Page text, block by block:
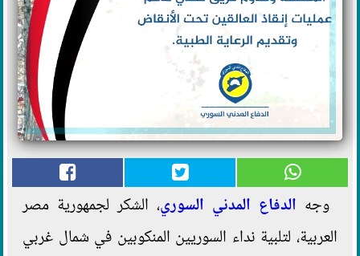
وجه الدفاع المدني السوري، الشكر لجمهورية مصر
العربية، لتلبية نداء السوريين المنكوبين في شمال غربي